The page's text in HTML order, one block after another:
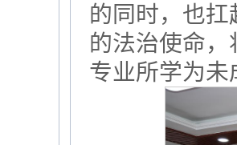
的同时，也
的法治使命
专业所学为